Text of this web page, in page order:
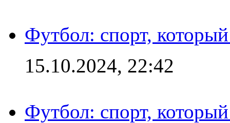
Футбол: спорт,
15.10.2024, 22:42
Футбол: спорт,